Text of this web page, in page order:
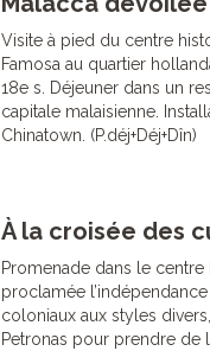
Visite à pied du centre
Famosa au quartier
18e s. Déjeuner dans un
capitale malaisienne.
Chinatown. (P.déj+Déj+Dîn)
À la croisée des
Promenade dans le
proclamée
coloniaux aux styles
Petronas pour prendre de